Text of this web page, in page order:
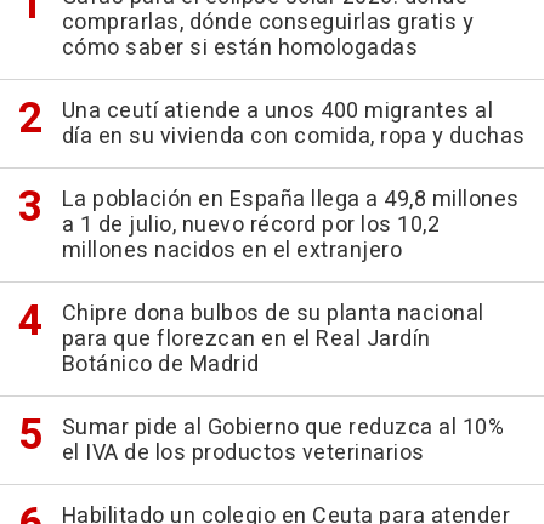
comprarlas, dónde conseguirlas gratis y
cómo saber si están homologadas
Una ceutí atiende a unos 400 migrantes al
día en su vivienda con comida, ropa y duchas
La población en España llega a 49,8 millones
a 1 de julio, nuevo récord por los 10,2
millones nacidos en el extranjero
Chipre dona bulbos de su planta nacional
para que florezcan en el Real Jardín
Botánico de Madrid
Sumar pide al Gobierno que reduzca al 10%
el IVA de los productos veterinarios
Habilitado un colegio en Ceuta para atender